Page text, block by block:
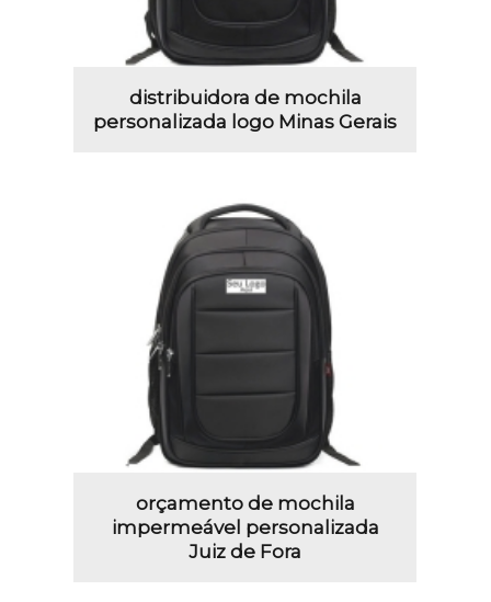
distribuidora de mochila
personalizada logo Minas Gerais
orçamento de mochila
impermeável personalizada
Juiz de Fora